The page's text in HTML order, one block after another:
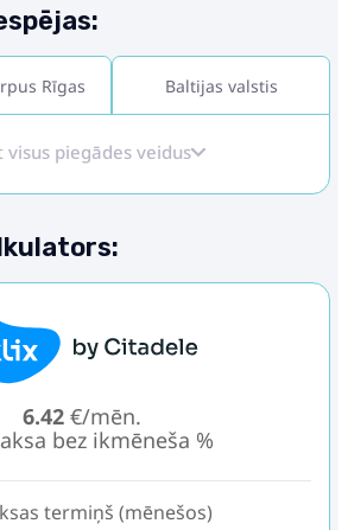
Rīgas Baltijas valstis
visus piegādes veidus
6.42 €/mēn.
bez ikmēneša %
termiņš (mēnešos)